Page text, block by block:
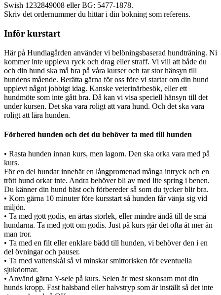
Swish 1232849008 eller BG: 5477-1878.
Skriv det ordernummer du hittar i din bokning som referens.
Inför kurstart
Här på Hundiagården använder vi belöningsbaserad hundträning. Ni
kommer inte uppleva ryck och drag eller straff. Vi vill att både du
och din hund ska må bra på våra kurser och tar stor hänsyn till
hundens mående. Berätta gärna för oss före vi startar om din hund
upplevt något jobbigt idag. Kanske veterinärbesök, eller ett
hundmöte som inte gått bra. Då kan vi visa speciell hänsyn till det
under kursen. Det ska vara roligt att vara hund. Och det ska vara
roligt att lära hunden.
Förbered hunden och det du behöver ta med till hunden
• Rasta hunden innan kurs, men lagom. Den ska orka vara med på
kurs.
För en del hundar innebär en långpromenad många intryck och en
trött hund orkar inte. Andra behöver bli av med lite spring i benen.
Du känner din hund bäst och förbereder så som du tycker blir bra.
• Kom gärna 10 minuter före kursstart så hunden får vänja sig vid
miljön.
• Ta med gott godis, en ärtas storlek, eller mindre ändå till de små
hundarna. Ta med gott om godis. Just på kurs går det ofta åt mer än
man tror.
• Ta med en filt eller enklare bädd till hunden, vi behöver den i en
del övningar och pauser.
• Ta med vattenskål så vi minskar smittorisken för eventuella
sjukdomar.
• Använd gärna Y-sele på kurs. Selen är mest skonsam mot din
hunds kropp. Fast halsband eller halvstryp som är inställt så det inte